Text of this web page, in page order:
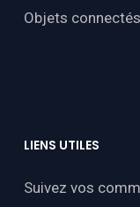
Objets connectés
LIENS UTILES
Suivez vos